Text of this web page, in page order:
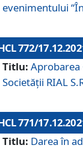
evenimentului
772/
Titlu: Aprobarea
Societăţii RIAL
771/
Titlu: Darea în